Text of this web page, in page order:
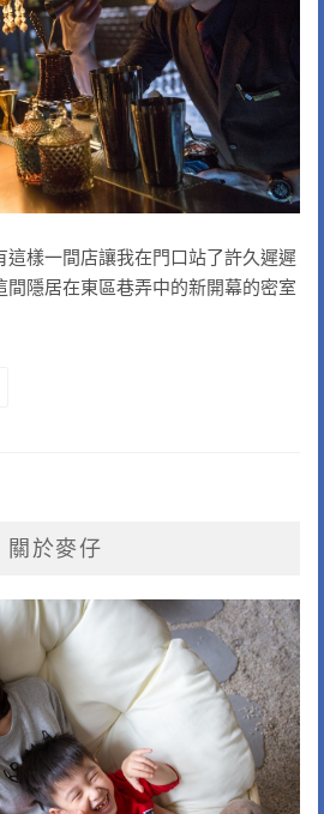
這樣一間店讓我在門口站了許久遲遲
間隱居在東區巷弄中的新開幕的密室
關於麥仔